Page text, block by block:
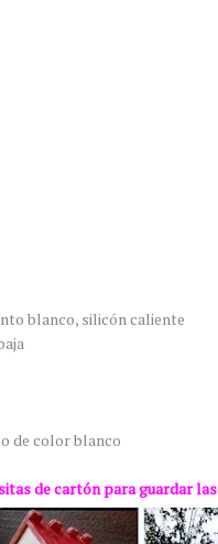
blanco, silicón caliente
de color blanco
de cartón para guardar